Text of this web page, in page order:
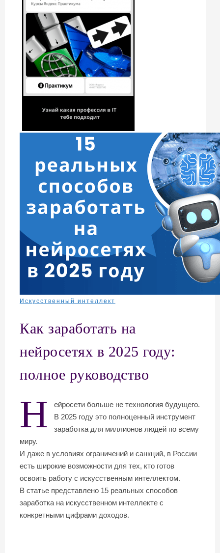
Искусственный интеллект
Как заработать на
нейросетях в 2025 году:
полное руководство
Н
ейросети больше не технология будущего.
В 2025 году это полноценный инструмент
заработка для миллионов людей по всему
миру.
И даже в условиях ограничений и санкций, в России
есть широкие возможности для тех, кто готов
освоить работу с искусственным интеллектом.
В статье представлено 15 реальных способов
заработка на искусственном интеллекте с
конкретными цифрами доходов.